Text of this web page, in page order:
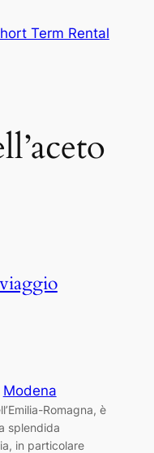
Term Rental
Modena
Romagna, è
splendida
in particolare